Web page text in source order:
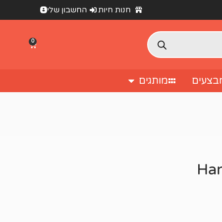
חנות חיות החשבון שלי
0
מותגים